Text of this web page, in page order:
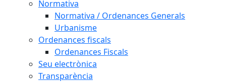
Normativa
Normativa / Ordenances Generals
Urbanisme
Ordenances fiscals
Ordenances Fiscals
Seu electrònica
Transparència